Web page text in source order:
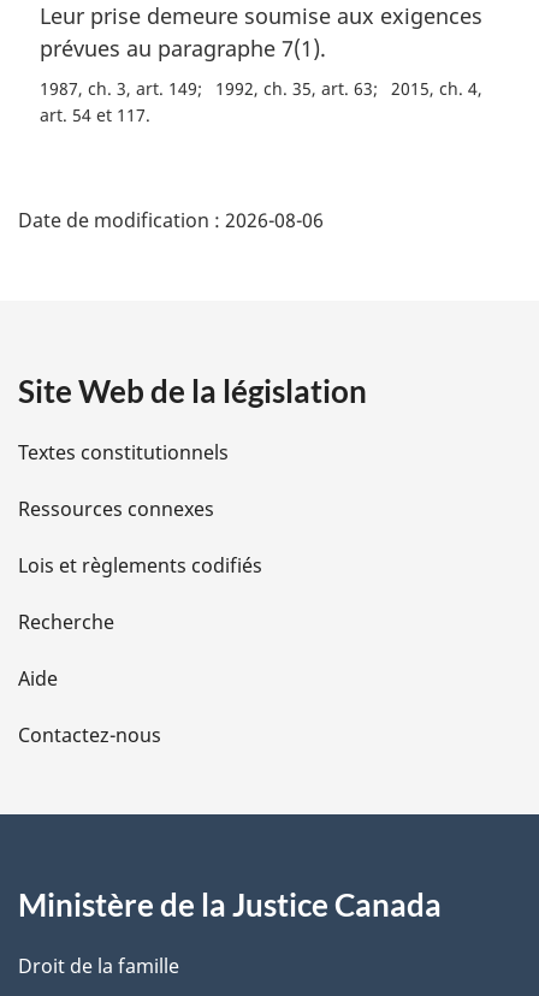
g
i
n
a
Leur prise demeure soumise aux exigences
prévues au paragraphe 7(1).
1987, ch. 3, art. 149 1992, ch. 35, art. 63
2015, ch. 4,
art. 54 et 117
é
i
l
s
d
e
l
a
e
Date de modification : 2026-08-06
Site Web de la législation
Textes constitutionnels
Ressources connexes
Lois et règlements codifiés
Recherche
Aide
Contactez-nous
Ministère de la Justice Canada
Droit de la famille